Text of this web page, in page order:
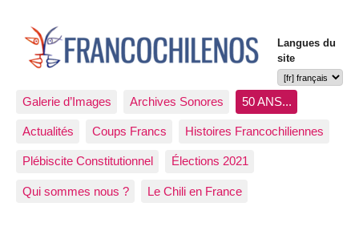
Langues du
site
Galerie d’Images Archives Sonores 50 ANS...
Actualités Coups Francs Histoires Francochiliennes
Plébiscite Constitutionnel Élections 2021
Qui sommes nous ? Le Chili en France